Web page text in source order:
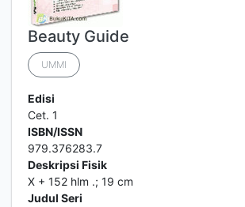
Beauty Guide
UMMI
Edisi
Cet. 1
ISBN/ISSN
979.376283.7
Deskripsi Fisik
X + 152 hlm .; 19 cm
Judul Seri